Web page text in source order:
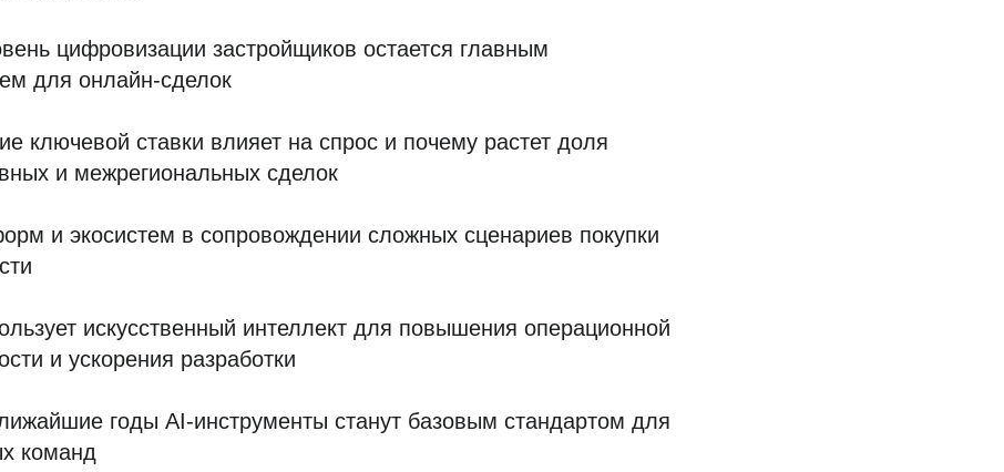
цифровизации застройщиков остается главным
для онлайн-сделок
ключевой ставки влияет на спрос и почему растет доля
и межрегиональных сделок
и экосистем в сопровождении сложных сценариев покупки
искусственный интеллект для повышения операционной
и ускорения разработки
годы AI-инструменты станут базовым стандартом для
команд